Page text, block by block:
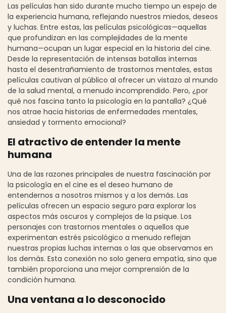
Las películas han sido durante mucho tiempo un espejo de
la experiencia humana, reflejando nuestros miedos, deseos
y luchas. Entre estas, las películas psicológicas—aquellas
que profundizan en las complejidades de la mente
humana—ocupan un lugar especial en la historia del cine.
Desde la representación de intensas batallas internas
hasta el desentrañamiento de trastornos mentales, estas
películas cautivan al público al ofrecer un vistazo al mundo
de la salud mental, a menudo incomprendido. Pero, ¿por
qué nos fascina tanto la psicología en la pantalla? ¿Qué
nos atrae hacia historias de enfermedades mentales,
ansiedad y tormento emocional?
El atractivo de entender la mente
humana
Una de las razones principales de nuestra fascinación por
la psicología en el cine es el deseo humano de
entendernos a nosotros mismos y a los demás. Las
películas ofrecen un espacio seguro para explorar los
aspectos más oscuros y complejos de la psique. Los
personajes con trastornos mentales o aquellos que
experimentan estrés psicológico a menudo reflejan
nuestras propias luchas internas o las que observamos en
los demás. Esta conexión no solo genera empatía, sino que
también proporciona una mejor comprensión de la
condición humana.
Una ventana a lo desconocido